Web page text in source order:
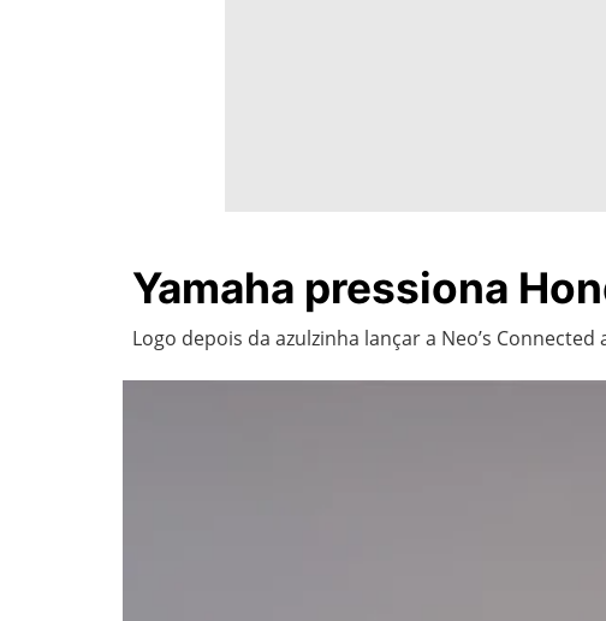
Yamaha pressiona
Logo depois da azulzinha lançar a Neo’s